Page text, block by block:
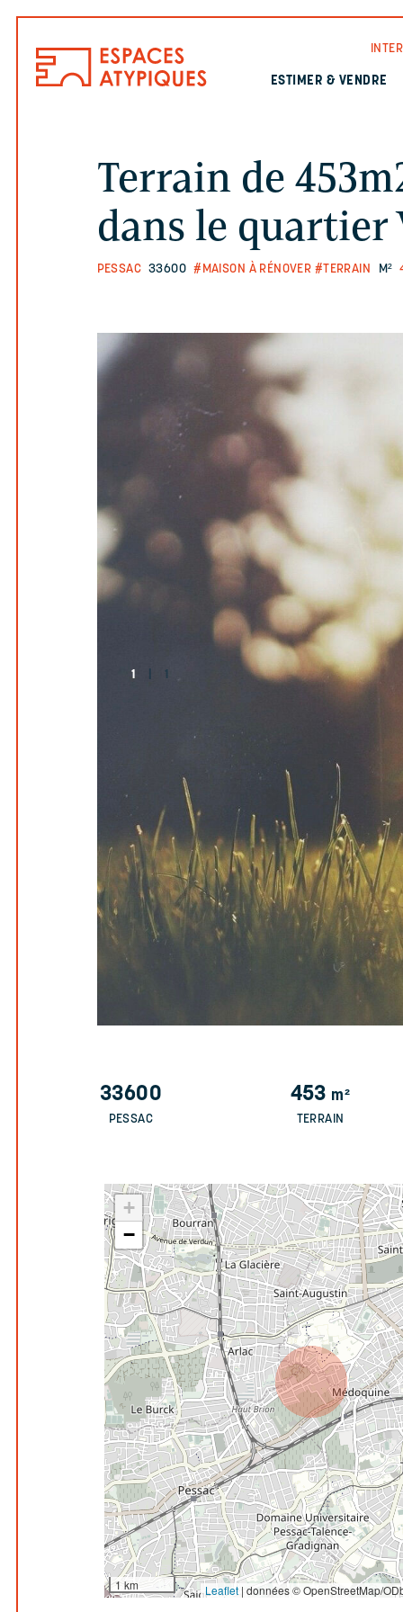
ESTIMER & VENDRE
Terrain de
dans le quartier
PESSAC 33600 #MAISON À RÉNOVER #TERRAIN M²
1
33600
PESSAC
453 m²
TERRAIN
+
−
1 km Leaflet | données © OpenStreetMap/